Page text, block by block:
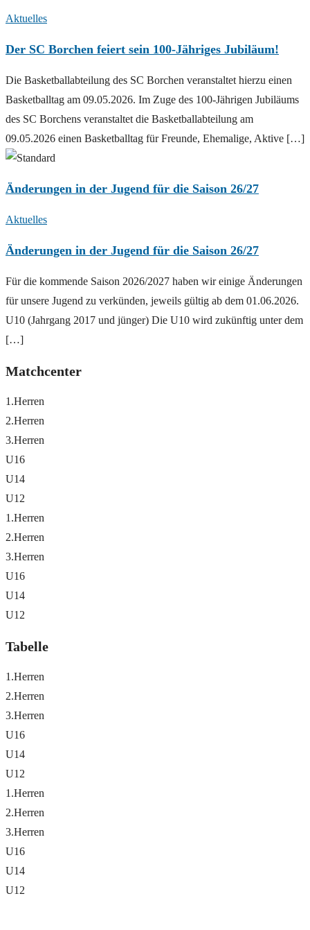
Aktuelles
Der SC Borchen feiert sein 100-Jähriges Jubiläum!
Die Basketballabteilung des SC Borchen veranstaltet hierzu einen
Basketballtag am 09.05.2026. Im Zuge des 100-Jährigen Jubiläums
des SC Borchens veranstaltet die Basketballabteilung am
09.05.2026 einen Basketballtag für Freunde, Ehemalige, Aktive […]
Änderungen in der Jugend für die Saison 26/27
Aktuelles
Änderungen in der Jugend für die Saison 26/27
Für die kommende Saison 2026/2027 haben wir einige Änderungen
für unsere Jugend zu verkünden, jeweils gültig ab dem 01.06.2026.
U10 (Jahrgang 2017 und jünger) Die U10 wird zukünftig unter dem
[…]
Matchcenter
1.Herren
2.Herren
3.Herren
U16
U14
U12
1.Herren
2.Herren
3.Herren
U16
U14
U12
Tabelle
1.Herren
2.Herren
3.Herren
U16
U14
U12
1.Herren
2.Herren
3.Herren
U16
U14
U12